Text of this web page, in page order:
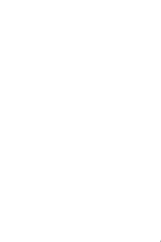
új kialakítás hosszú
legyen
2008